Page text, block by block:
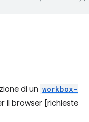
di un workbox-
il browser [richieste